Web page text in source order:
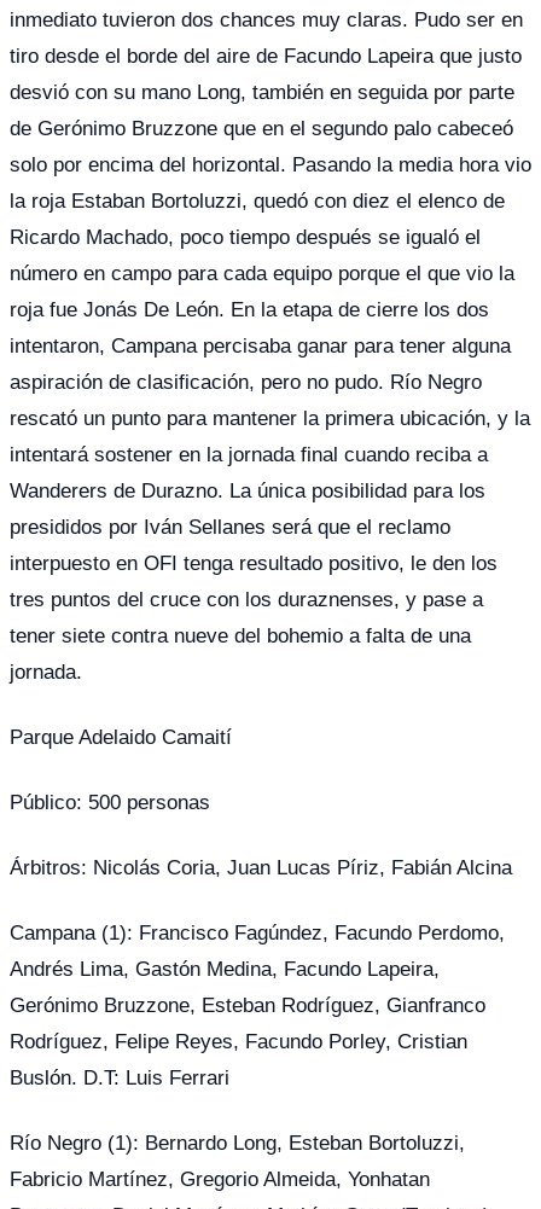
inmediato tuvieron dos chances muy claras. Pudo ser en
tiro desde el borde del aire de Facundo Lapeira que justo
desvió con su mano Long, también en seguida por parte
de Gerónimo Bruzzone que en el segundo palo cabeceó
solo por encima del horizontal. Pasando la media hora vio
la roja Estaban Bortoluzzi, quedó con diez el elenco de
Ricardo Machado, poco tiempo después se igualó el
número en campo para cada equipo porque el que vio la
roja fue Jonás De León. En la etapa de cierre los dos
intentaron, Campana percisaba ganar para tener alguna
aspiración de clasificación, pero no pudo. Río Negro
rescató un punto para mantener la primera ubicación, y la
intentará sostener en la jornada final cuando reciba a
Wanderers de Durazno. La única posibilidad para los
presididos por Iván Sellanes será que el reclamo
interpuesto en OFI tenga resultado positivo, le den los
tres puntos del cruce con los duraznenses, y pase a
tener siete contra nueve del bohemio a falta de una
jornada.
Parque Adelaido Camaití
Público: 500 personas
Árbitros: Nicolás Coria, Juan Lucas Píriz, Fabián Alcina
Campana (1): Francisco Fagúndez, Facundo Perdomo,
Andrés Lima, Gastón Medina, Facundo Lapeira,
Gerónimo Bruzzone, Esteban Rodríguez, Gianfranco
Rodríguez, Felipe Reyes, Facundo Porley, Cristian
Buslón. D.T: Luis Ferrari
Río Negro (1): Bernardo Long, Esteban Bortoluzzi,
Fabricio Martínez, Gregorio Almeida, Yonhatan